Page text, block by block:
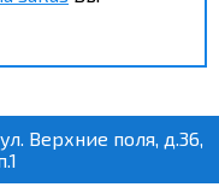
ул. Верхние поля, д.36,